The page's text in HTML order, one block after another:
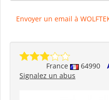
Envoyer un email à
France 64990
Signalez un abus